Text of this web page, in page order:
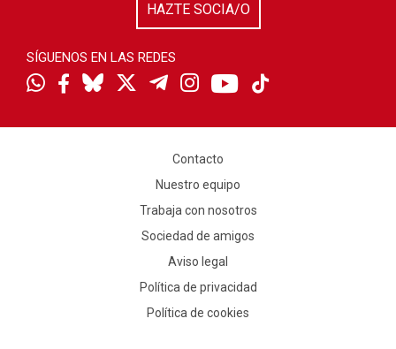
HAZTE SOCIA/O
SÍGUENOS EN LAS REDES
Contacto
Nuestro equipo
Trabaja con nosotros
Sociedad de amigos
Aviso legal
Política de privacidad
Política de cookies